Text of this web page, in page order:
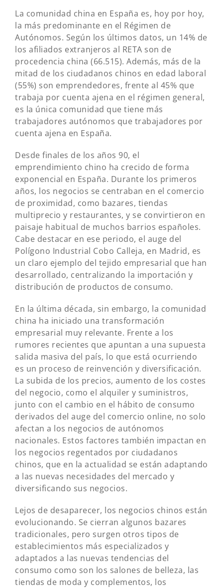
La comunidad china en España es, hoy por hoy,
la más predominante en el Régimen de
Autónomos. Según los últimos datos, un 14% de
los afiliados extranjeros al RETA son de
procedencia china (66.515). Además, más de la
mitad de los ciudadanos chinos en edad laboral
(55%) son emprendedores, frente al 45% que
trabaja por cuenta ajena en el régimen general,
es la única comunidad que tiene más
trabajadores autónomos que trabajadores por
cuenta ajena en España.
Desde finales de los años 90, el
emprendimiento chino ha crecido de forma
exponencial en España. Durante los primeros
años, los negocios se centraban en el comercio
de proximidad, como bazares, tiendas
multiprecio y restaurantes, y se convirtieron en
paisaje habitual de muchos barrios españoles.
Cabe destacar en ese periodo, el auge del
Polígono Industrial Cobo Calleja, en Madrid, es
un claro ejemplo del tejido empresarial que han
desarrollado, centralizando la importación y
distribución de productos de consumo.
En la última década, sin embargo, la comunidad
china ha iniciado una transformación
empresarial muy relevante. Frente a los
rumores recientes que apuntan a una supuesta
salida masiva del país, lo que está ocurriendo
es un proceso de reinvención y diversificación.
La subida de los precios, aumento de los costes
del negocio, como el alquiler y suministros,
junto con el cambio en el hábito de consumo
derivados del auge del comercio online, no solo
afectan a los negocios de autónomos
nacionales. Estos factores también impactan en
los negocios regentados por ciudadanos
chinos, que en la actualidad se están adaptando
a las nuevas necesidades del mercado y
diversificando sus negocios.
Lejos de desaparecer, los negocios chinos están
evolucionando. Se cierran algunos bazares
tradicionales, pero surgen otros tipos de
establecimientos más especializados y
adaptados a las nuevas tendencias del
consumo como son los salones de belleza, las
tiendas de moda y complementos, los